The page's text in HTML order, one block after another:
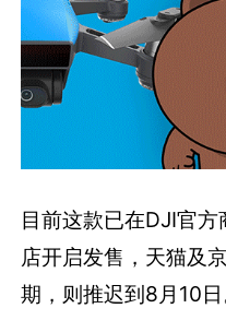
目前这款已在DJI官
店开启发售，天猫及
期，则推迟到8月10日